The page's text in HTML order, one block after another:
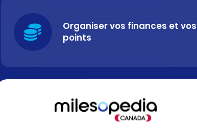
Organiser vos finances et vos
points